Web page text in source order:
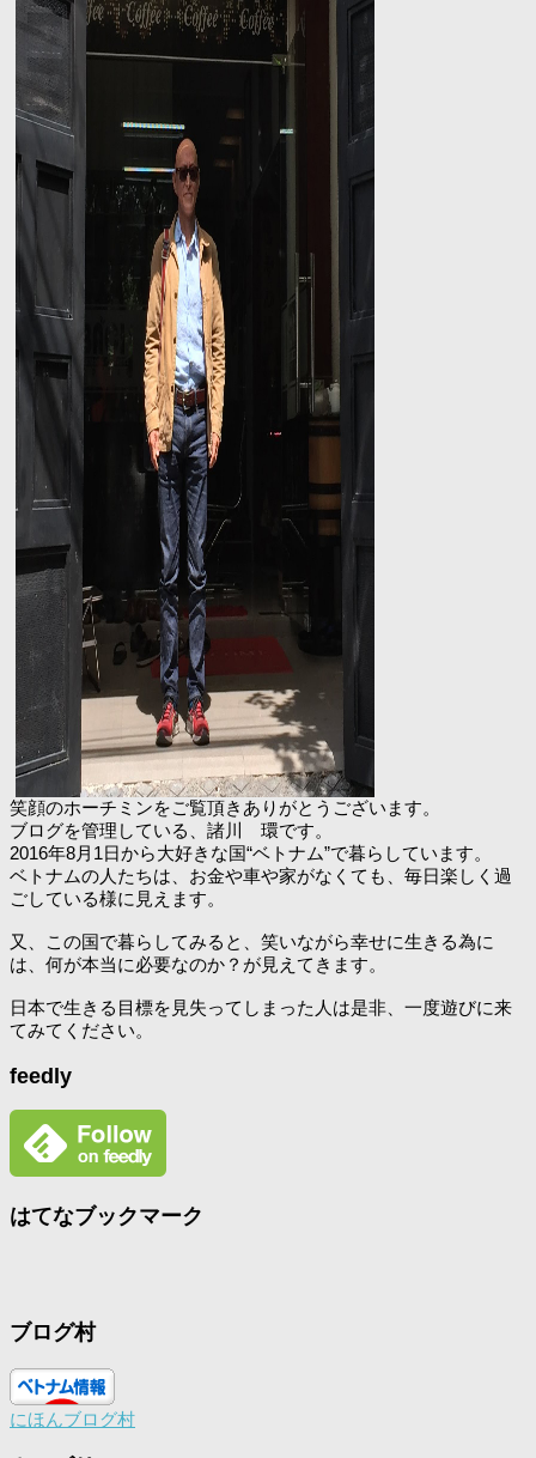
笑顔のホーチミンをご覧頂きありがとうございます。
ブログを管理している、諸川 環です。
2016年8月1日から大好きな国“ベトナム”で暮らしています。
ベトナムの人たちは、お金や車や家がなくても、毎日楽しく過
ごしている様に見えます。
又、この国で暮らしてみると、笑いながら幸せに生きる為に
は、何が本当に必要なのか？が見えてきます。
日本で生きる目標を見失ってしまった人は是非、一度遊びに来
てみてください。
feedly
はてなブックマーク
ブログ村
にほんブログ村